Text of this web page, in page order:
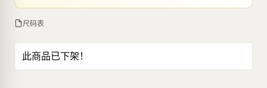
尺码表
此商品已下架！